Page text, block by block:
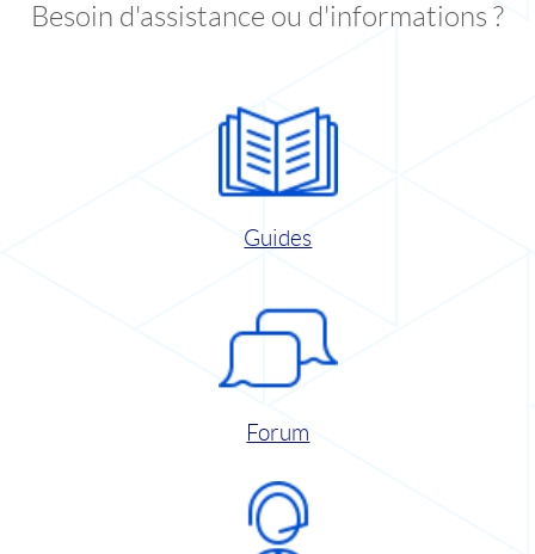
Besoin d'assistance ou d'informations ?
Guides
Forum